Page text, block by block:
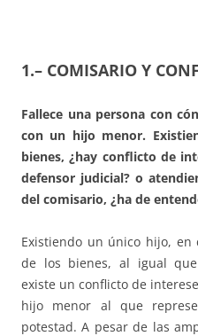
1.– COMISARIO Y
Fallece una persona con
con un hijo menor.
bienes, ¿hay conflicto de
defensor judicial? o
del comisario, ¿ha de
Existiendo un único hijo,
de los bienes, al igual
existe un conflicto de
hijo menor al que
potestad. A pesar de las